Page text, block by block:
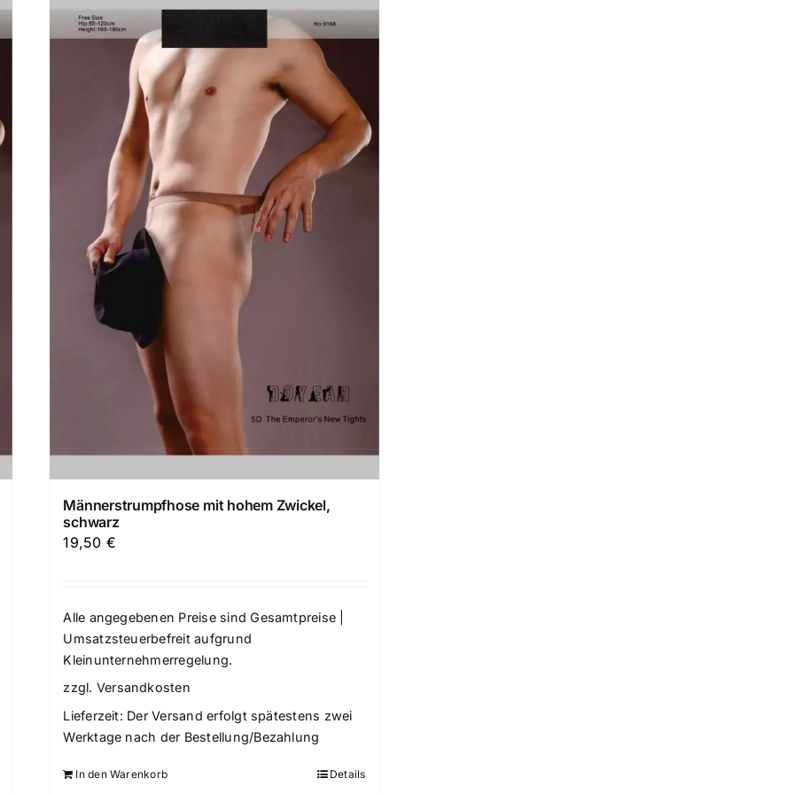
Männerstrumpfhose mit hohem Zwickel,
schwarz
19,50 €
Alle angegebenen Preise sind Gesamtpreise |
Umsatzsteuerbefreit aufgrund
Kleinunternehmerregelung.
zzgl. Versandkosten
Lieferzeit: Der Versand erfolgt spätestens zwei
Werktage nach der Bestellung/Bezahlung
In den Warenkorb Details